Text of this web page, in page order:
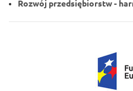
Rozwój przedsiębiorstw -